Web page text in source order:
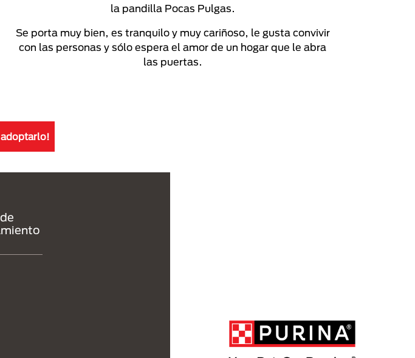
la pandilla Pocas Pulgas.
Se porta muy bien, es tranquilo y muy cariñoso, le gusta convivir
con las personas y sólo espera el amor de un hogar que le abra
las puertas.
adoptarlo!